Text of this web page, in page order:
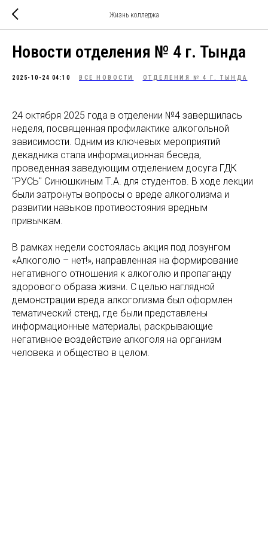
Жизнь колледжа
Новости отделения № 4 г. Тында
2025-10-24 04:10 ВСЕ НОВОСТИ ОТДЕЛЕНИЯ № 4 Г. ТЫНДА
24 октября 2025 года в отделении №4 завершилась
неделя, посвященная профилактике алкогольной
зависимости. Одним из ключевых мероприятий
декадника стала информационная беседа,
проведенная заведующим отделением досуга ГДК
"РУСЬ" Синюшкиным Т.А. для студентов. В ходе лекции
были затронуты вопросы о вреде алкоголизма и
развитии навыков противостояния вредным
привычкам.
В рамках недели состоялась акция под лозунгом
«Алкоголю – нет!», направленная на формирование
негативного отношения к алкоголю и пропаганду
здорового образа жизни. С целью наглядной
демонстрации вреда алкоголизма был оформлен
тематический стенд, где были представлены
информационные материалы, раскрывающие
негативное воздействие алкоголя на организм
человека и общество в целом.